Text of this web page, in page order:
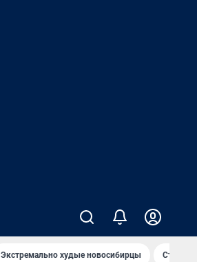
Экстремально худые новосибирцы Старт